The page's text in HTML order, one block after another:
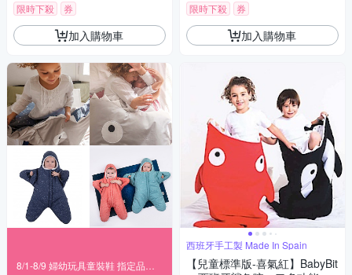
限時下殺
券
加入購物車
限時下殺
券
加入購物車
西班牙手工製 Made In Spain
【兒童標準版-喜氣紅】BabyBit